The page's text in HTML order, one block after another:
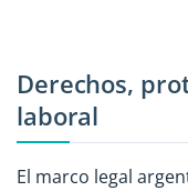
Derechos,
laboral
El marco legal